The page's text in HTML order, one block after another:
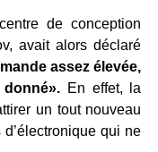
de conception
avait alors déclaré
assez élevée,
En effet, la
un tout nouveau
qui ne